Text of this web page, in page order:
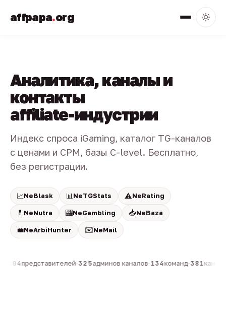
affpapa.org
Аналитика, каналы и
контакты
affiliate-индустрии
Индекс спроса iGaming, каталог TG-каналов
с ценами и CPM, базы C-level. Бесплатно,
без регистрации.
📈NeBlask 📊 NeTGStats ⚠️NeRating
💊 NeNutra 🎰NeGambling 📥NeBaza
💼NeArbiHunter ✉️NeMail
804представителей·325админов каналов·134команд·381